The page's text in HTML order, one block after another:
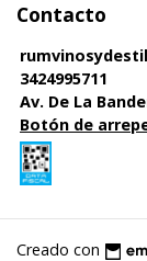
Contacto
3424995711
Av. De La
Botón de
Creado con